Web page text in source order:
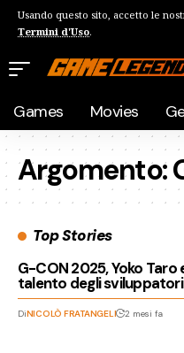
Usando questo sito, accetto le
Termini d'Uso.
Games Movies
Argomento:
Top Stories
G-CON 2025, Yoko
talento degli
DiNICOLÒ FRATANGELI 2 mesi fa